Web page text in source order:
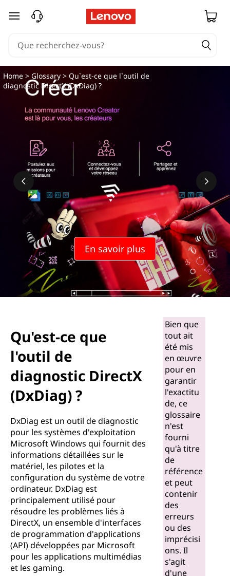
Q
e
'
n
passer au contenu principal
En savoir plus
Home >Glossary > Qu`est-ce que l`outil de
diagnostic DirectX (DxDiag) ?
Qu'est-ce que
l'outil de
diagnostic DirectX
(DxDiag) ?
DxDiag est un outil de diagnostic
pour les systèmes d'exploitation
Microsoft Windows qui fournit des
informations détaillées sur le
matériel, les pilotes et la
configuration du système de votre
ordinateur. DxDiag est
principalement utilisé pour
résoudre les problèmes liés à
DirectX, un ensemble d'interfaces
de programmation d'applications
(API) développées par Microsoft
pour les applications multimédias
et les gaming.
Bien que
tout ait
été mis
en œuvre
pour en
garantir
l'exactitu
de, ce
glossaire
n'est
fourni
qu'à titre
de
référence
et peut
contenir
des
erreurs
ou des
imprécisi
ons. Il
s'agit
d'une